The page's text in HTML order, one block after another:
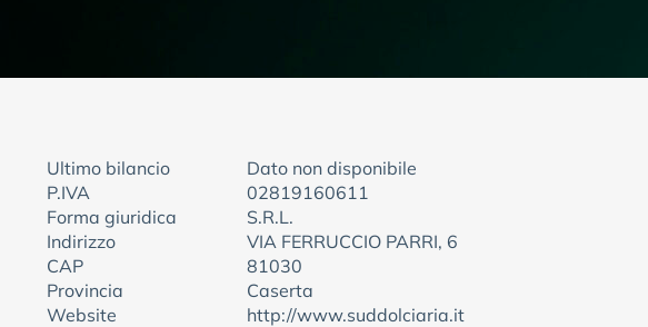
Ultimo bilancio
Dato non disponibile
P.IVA
02819160611
Forma giuridica
S.R.L.
Indirizzo
VIA FERRUCCIO PARRI, 6
CAP
81030
Provincia
Caserta
Website
http://www.suddolciaria.it